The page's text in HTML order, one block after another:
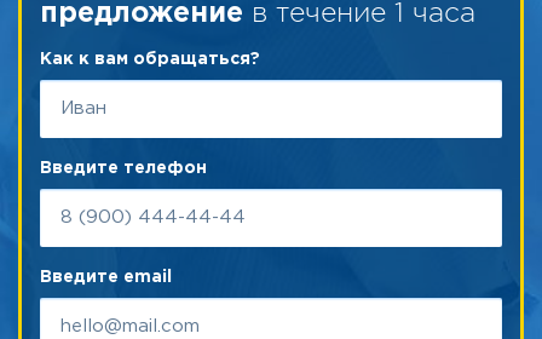
предложение в течение 1 часа
Как к вам обращаться?
Введите телефон
Введите email